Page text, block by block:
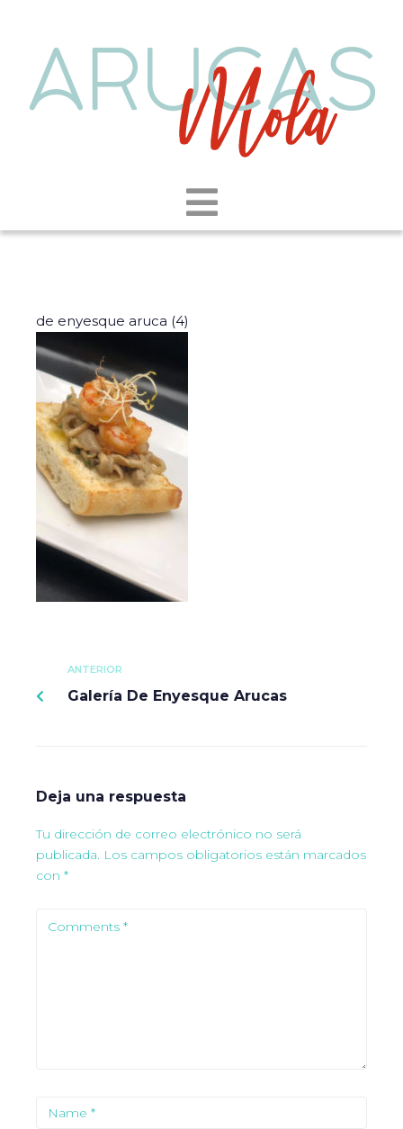
de enyesque aruca (4)
ANTERIOR
Galería De Enyesque Arucas
Deja una respuesta
Tu dirección de correo electrónico no será
publicada. Los campos obligatorios están marcados
con *